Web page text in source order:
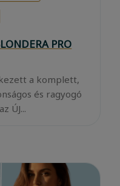
PRO
a komplett,
és ragyogó
ÚJ...